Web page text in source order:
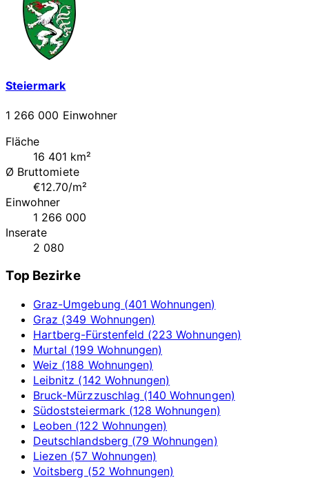
Steiermark
1 266 000 Einwohner
Fläche
16 401 km²
Ø Bruttomiete
€12.70/m²
Einwohner
1 266 000
Inserate
2 080
Top Bezirke
Graz-Umgebung (401 Wohnungen)
Graz (349 Wohnungen)
Hartberg-Fürstenfeld (223 Wohnungen)
Murtal (199 Wohnungen)
Weiz (188 Wohnungen)
Leibnitz (142 Wohnungen)
Bruck-Mürzzuschlag (140 Wohnungen)
Südoststeiermark (128 Wohnungen)
Leoben (122 Wohnungen)
Deutschlandsberg (79 Wohnungen)
Liezen (57 Wohnungen)
Voitsberg (52 Wohnungen)